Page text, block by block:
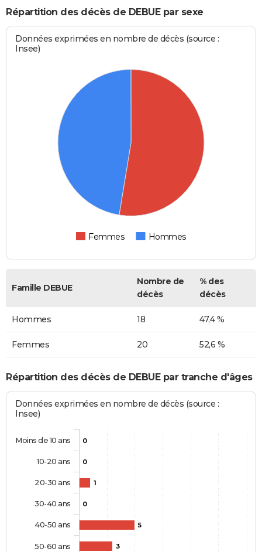
Répartition des décès de DEBUE par sexe
Données exprimées en nombre de décès (source :
Insee)
Femmes Hommes
Famille DEBUE
Nombre de
décès
% des
décès
Hommes 18 47,4 %
Femmes 20 52,6 %
Répartition des décès de DEBUE par tranche d'âges
Données exprimées en nombre de décès (source :
Insee)
0
0
1
0
5
3
Moins de 10 ans
10-20 ans
20-30 ans
30-40 ans
40-50 ans
50-60 ans